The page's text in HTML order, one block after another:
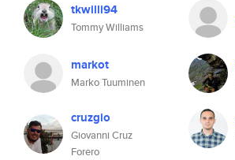
tkwilli94
Tommy Williams
markot
Marko Tuuminen
cruzgio
Giovanni Cruz
Forero